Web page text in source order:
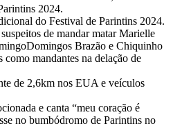
2024.
do Festival de Parintins 2024.
de mandar matar Marielle
Brazão e Chiquinho
mandantes na delação de
de 2,6km nos EUA e veículos
e canta “meu coração é
no bumbódromo de Parintins no